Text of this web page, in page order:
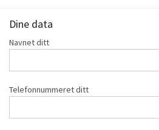
Dine data
Navnet ditt
Telefonnummeret ditt